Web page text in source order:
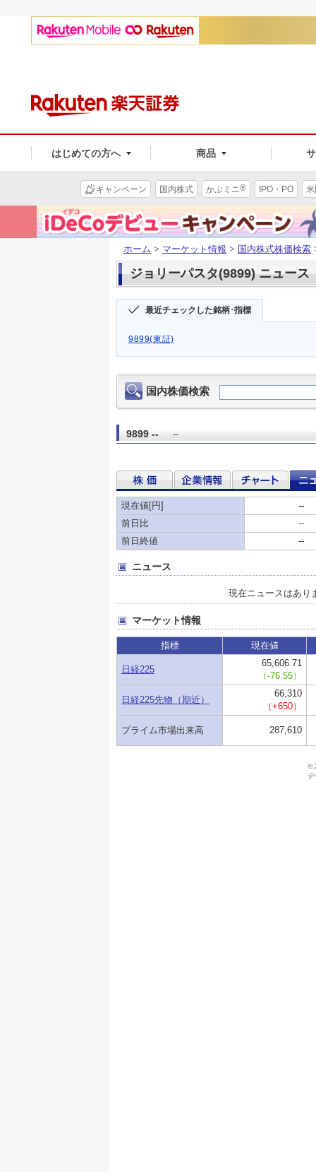
はじめての方へ 商品
キャンペーン 国内株式 かぶミニ® IPO・PO
ホーム > マーケット情報 > 国内株式株価検索
ジョリーパスタ(9899) ニュース
最近チェックした銘柄･指標
9899(東証)